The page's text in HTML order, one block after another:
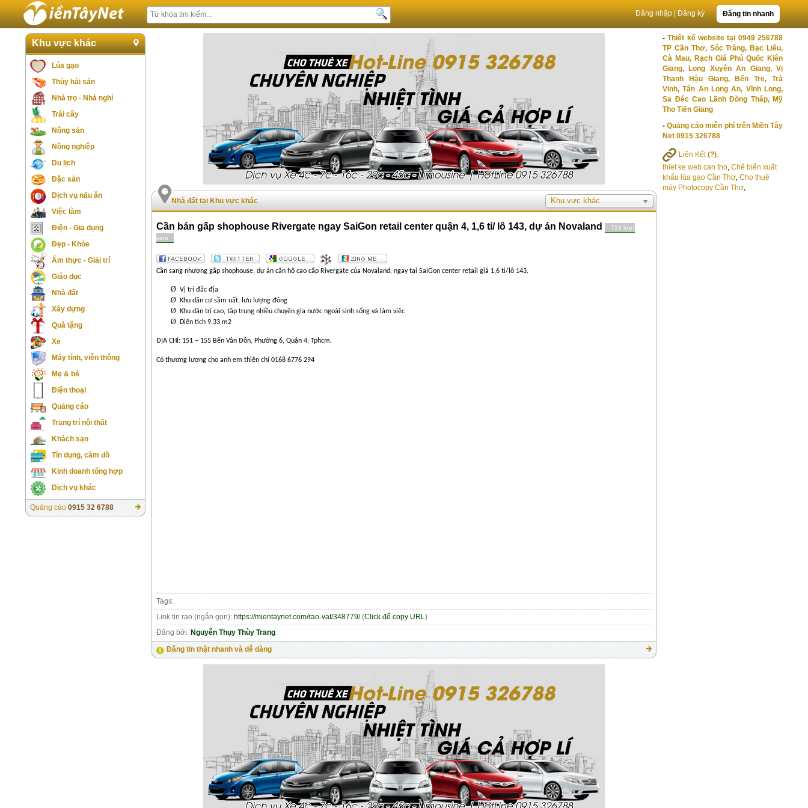
Đăng tin nhanh
Đăng nhập Đăng ký
Khu vực khác
Lúa gạo
Thủy hải sản
Nhà trọ - Nhà nghỉ
Trái cây
Nông sản
Nông nghiệp
Du lịch
Đặc sản
Dịch vụ nấu ăn
Việc làm
Điện - Gia dụng
Đẹp - Khỏe
Ẩm thực - Giải trí
Giáo dục
Nhà đất
Xây dựng
Quà tặng
Xe
Máy tính, viễn thông
Mẹ & bé
Điện thoại
Quảng cáo
Trang trí nội thất
Khách sạn
Tín dụng, cầm đồ
Kinh doanh tổng hợp
Dịch vụ khác
Quảng cáo 0915 32 6788
-Thiết kế website tại 0949 256788
TP Cần Thơ, Sóc Trăng, Bạc Liêu,
Cà Mau, Rạch Giá Phú Quốc Kiên
Giang, Long Xuyên An Giang, Vị
Thanh Hậu Giang, Bến Tre, Trà
Vinh, Tân An Long An, Vĩnh Long,
Sa Đéc Cao Lãnh Đồng Tháp, Mỹ
Tho Tiền Giang
-Quảng cáo miễn phí trên Miền Tây
Net 0915 326788
Liên Kết(?):
thiet ke web can tho, Chế biến xuất
khẩu lúa gạo Cần Thơ, Cho thuê
máy Photocopy Cần Thơ,
Nhà đất tại Khu vực khác
Khu vực khác
Cần bán gấp shophouse Rivergate ngay SaiGon retail center quận 4, 1,6 tỉ/ lô 143, dự án Novaland
718 lượt
xem
Cần sang nhượng gấp shophouse, dự án căn hộ cao cấp Rivergate của Novaland, ngay tại SaiGon center retail giá 1,6 tỉ/lô 143.
Ø Vị trí đắc địa
Ø Khu dân cư sầm uất, lưu lượng đông
Ø Khu dân trí cao, tập trung nhiều chuyên gia nước ngoài sinh sống và làm việc
Ø Diện tích 9,33 m2
ĐỊA CHỈ: 151 – 155 Bến Vân Đồn, Phường 6, Quận 4, Tphcm.
Có thương lượng cho anh em thiện chí 0168 6776 294
Tags:
Link tin rao (ngắn gọn): https://mientaynet.com/rao-vat/348779/(Click để copy URL)
Đăng bởi: Nguyễn Thụy Thùy Trang
Đăng tin thật nhanh và dễ dàng